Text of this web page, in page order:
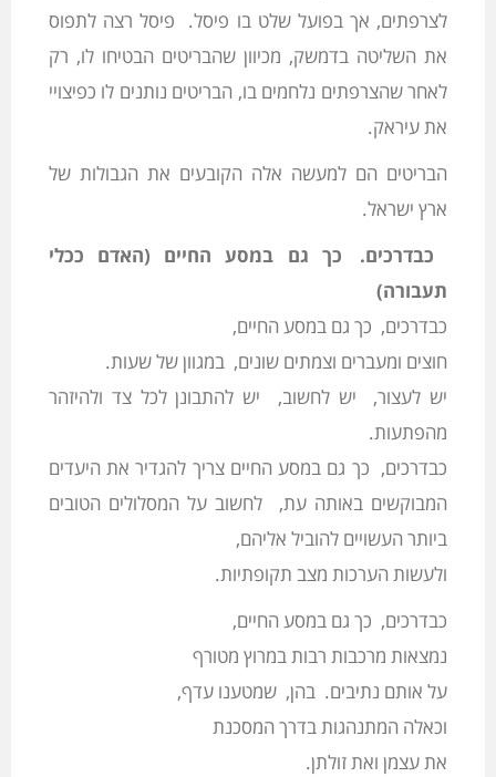
לצרפתים, אך בפועל שלט בו פיסל. פיסל רצה לתפוס
את השליטה בדמשק, מכיוון שהבריטים הבטיחו לו, רק
לאחר שהצרפתים נלחמים בו, הבריטים נותנים לו כפיצויי
את עיראק.
הבריטים הם למעשה אלה הקובעים את הגבולות של
ארץ ישראל.
כבדרכים. כך גם במסע החיים (האדם ככלי
תעבורה)
כבדרכים, כך גם במסע החיים,
חוצים ומעברים וצמתים שונים, במגוון של שעות.
יש לעצור, יש לחשוב, יש להתבונן לכל צד ולהיזהר
מהפתעות.
כבדרכים, כך גם במסע החיים צריך להגדיר את היעדים
המבוקשים באותה עת, לחשוב על המסלולים הטובים
ביותר העשויים להוביל אליהם,
ולעשות הערכות מצב תקופתיות.
כבדרכים, כך גם במסע החיים,
נמצאות מרכבות רבות במרוץ מטורף
על אותם נתיבים. בהן, שמטענו עדף,
וכאלה המתנהגות בדרך המסכנת
את עצמן ואת זולתן.